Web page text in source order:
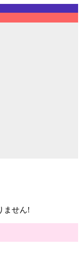
ません!